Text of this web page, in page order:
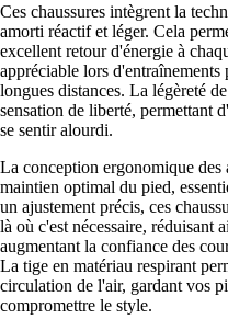
Ces chaussures intègrent la
amorti réactif et léger. Cela
excellent retour d'énergie à
appréciable lors d'entraînements
longues distances. La légèreté
sensation de liberté, permettant
se sentir alourdi.
La conception ergonomique
maintien optimal du pied,
un ajustement précis, ces
là où c'est nécessaire, réduisant
augmentant la confiance des
La tige en matériau respirant
circulation de l'air, gardant vos
compromettre le style.